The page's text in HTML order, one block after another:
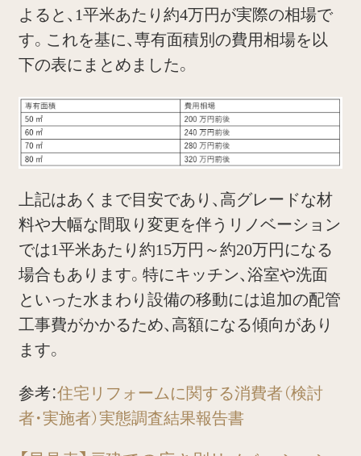
よると、1平米あたり約4万円が実際の相場で
す。これを基に、専有面積別の費用相場を以
下の表にまとめました。
上記はあくまで目安であり、高グレードな材
料や大幅な間取り変更を伴うリノベーション
では1平米あたり約15万円～約20万円になる
場合もあります。特にキッチン、浴室や洗面
といった水まわり設備の移動には追加の配管
工事費がかかるため、高額になる傾向があり
ます。
参考：住宅リフォームに関する消費者（検討
者・実施者）実態調査結果報告書